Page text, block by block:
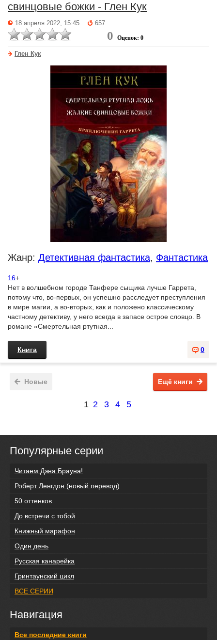
свинцовые божки - Глен Кук
18 апреля 2022, 15:45 657
0 Оценок: 0
Глен Кук
Жанр: Детективная фантастика, Фантастика
16+
Нет в волшебном городе Танфере сыщика лучше Гаррета,
потому что, во-первых, он успешно расследует преступления
в мире магии, а во-вторых, как и положено классическому
частному детективу, у него всегда в запасе острое словцо. В
романе «Смертельная ртутная...
0
Книга
Новые Ещё книги
1 2 3 4 5
Популярные серии
Читаем Дэна Брауна!
Роберт Ленгдон (новый перевод)
50 оттенков
До встречи с тобой
Книжный марафон
Один день
Русская канарейка
Гринтаунский цикл
ВСЕ СЕРИИ
Навигация
Все последние книги